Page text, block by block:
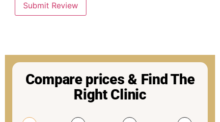
Submit Review
Compare prices & Find The
Right Clinic